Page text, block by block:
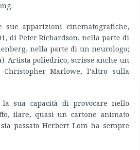
apparizioni cinematografiche,
di Peter Richardson, nella parte di
nella parte di un neurologo;
Artista poliedrico, scrisse anche un
Marlowe, l’altro sulla
sua capacità di provocare nello
ilare, quasi un cartone animato
passato Herbert Lom ha sempre